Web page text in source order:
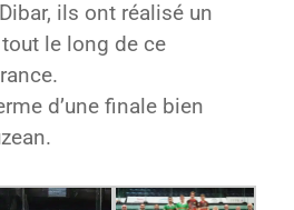
ils ont réalisé un
le long de ce
d’une finale bien